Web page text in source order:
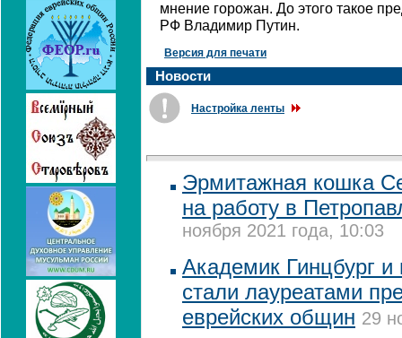
мнение горожан. До этого такое
РФ Владимир Путин.
Версия для печати
Новости
Настройка ленты
Эрмитажная кошка
на работу в
ноября 2021 года, 10:03
Академик Гинцбург
стали лауреатами
еврейских общин 29